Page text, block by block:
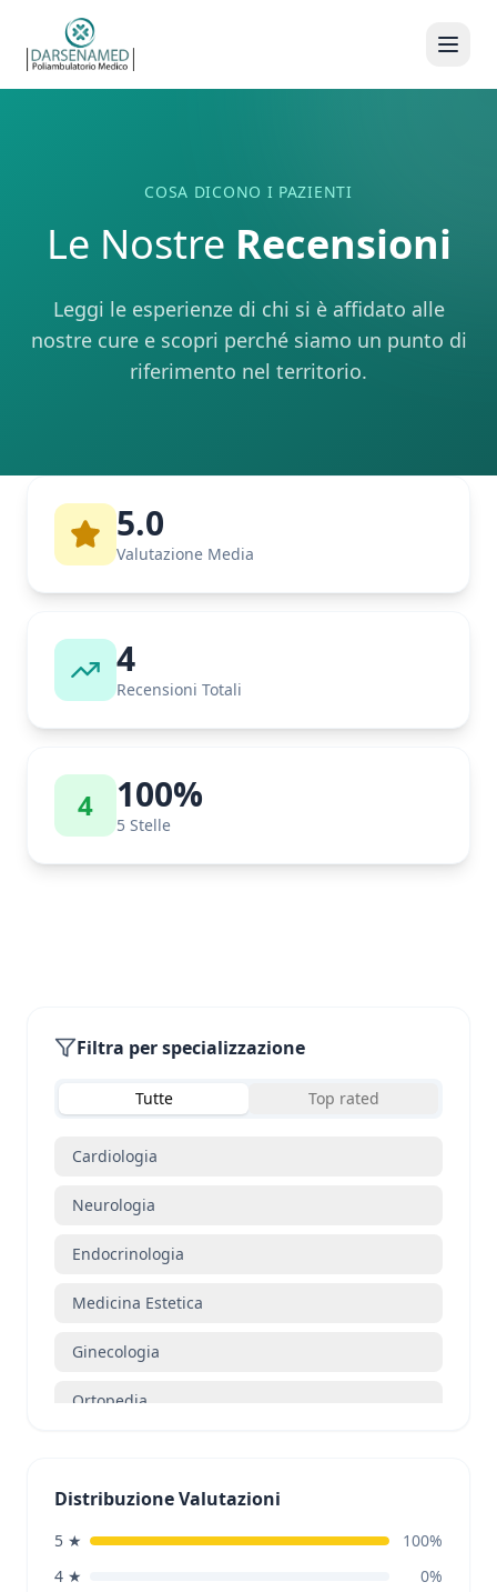
COSA DICONO I PAZIENTI
Le Nostre Recensioni
Leggi le esperienze di chi si è affidato alle
nostre cure e scopri perché siamo un punto di
riferimento nel territorio.
5.0
Valutazione Media
4
Recensioni Totali
4 100%
5 Stelle
Filtra per specializzazione
Tutte Top rated
Cardiologia
Neurologia
Endocrinologia
Medicina Estetica
Ginecologia
Ortopedia
Distribuzione Valutazioni
5 ★ 100%
4 ★ 0%